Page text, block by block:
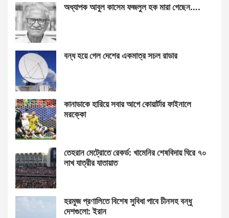
অধ্যাপক আবুল কাসেম ফজলুল হক মারা গেছেন….
বন্ধ হয়ে গেল দেশের একমাত্র সচল রাডার
কানাডাকে হারিয়ে সবার আগে কোয়ার্টার ফাইনালে
মরক্কো
তেহরান মেট্রোতে রেকর্ড: খামেনির শেষবিদায় ঘিরে ৭০
লাখ যাত্রীর যাতায়াত
হরমুজ প্রণালিতে বিশেষ সুবিধা পাবে চীনসহ বন্ধু
দেশগুলো: ইরান